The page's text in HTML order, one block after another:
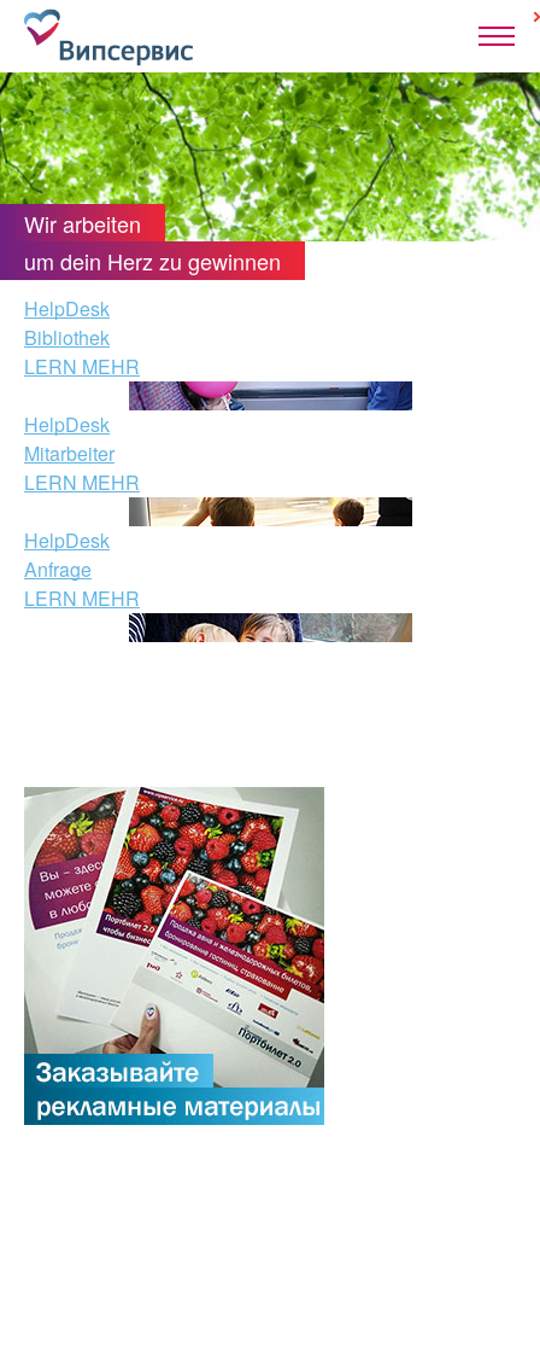
Wir arbeiten
um dein Herz zu gewinnen
HelpDesk
Bibliothek
LERN MEHR
HelpDesk
Mitarbeiter
LERN MEHR
HelpDesk
Anfrage
LERN MEHR